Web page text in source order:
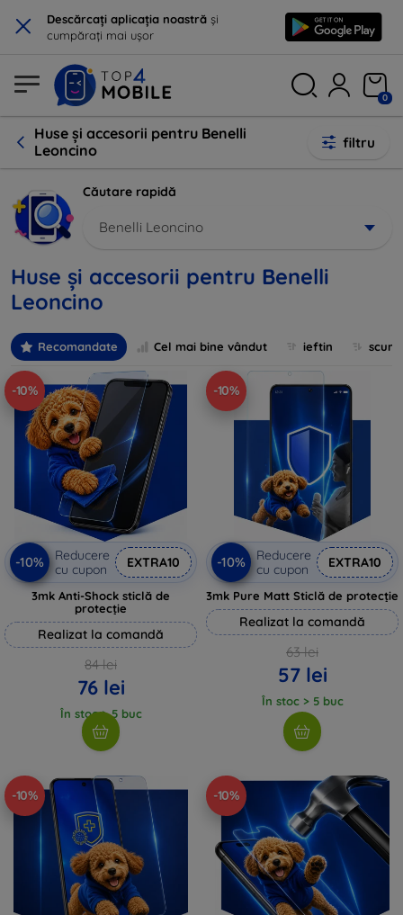
× Descărcați aplicația noastră și
cumpărați mai ușor
0
Huse și accesorii pentru Benelli
Leoncino
filtru
Căutare rapidă
Benelli Leoncino
Huse și accesorii pentru Benelli
Leoncino
Recomandate Cel mai bine vândut ieftin
-10%
-10%
Reducere
cu cupon
EXTRA10
3mk Anti-Shock sticlă de
protecție
Realizat la comandă
84 lei
76 lei
În stoc > 5 buc
-10%
-10%
Reducere
cu cupon
EXTRA10
3mk Pure Matt Sticlă de protecție
Realizat la comandă
63 lei
57 lei
În stoc > 5 buc
-10% -10%